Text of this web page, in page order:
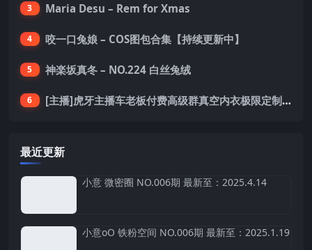
3 Maria Desu – Rem for Xmas
4 咬一口兔娘 – COS图包合集【持续更新中】
5 神楽坂真冬 – NO.224 白丝兔绒
6 [主播]虎牙主播车老板付费高级群真空内衣极限定制8分19
最近更新
小意 微密圈 NO.006期 最新至：2025.4.14
小意oO 铁粉空间 NO.006期 最新至：2025.1.19